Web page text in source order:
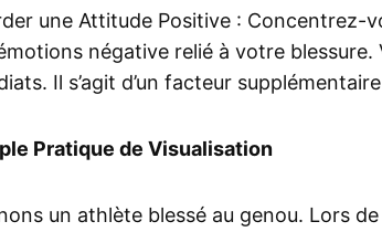
une Attitude Positive : Concentrez-
négative relié à votre
Il s’agit d’un facteur
Pratique de Visualisation
un athlète blessé au genou. Lors